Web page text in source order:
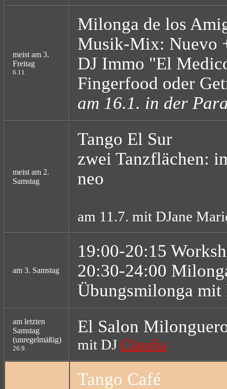
meist am 3.
Freitag
6.11.
Milonga de los
Musik-Mix: Nuevo
DJ Immo "El
Fingerfood oder
am 16.1. in der
meist am 2.
Samstag
Tango El Sur
zwei Tanzflächen:
neo
am 11.7. mit DJane
am 3. Samstag
19:00-20:15
20:30-24:00
Übungsmilonga mit
am letzten
Samstag
(unregelmäßig)
26.9.
El Salon
mit DJ Claudia
Tango Café